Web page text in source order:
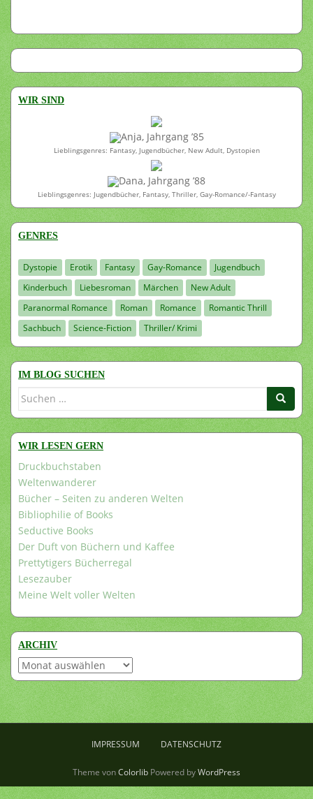
WIR SIND
Anja, Jahrgang ’85
Lieblingsgenres: Fantasy, Jugendbücher, New Adult, Dystopien
Dana, Jahrgang ’88
Lieblingsgenres: Jugendbücher, Fantasy, Thriller, Gay-Romance/-Fantasy
GENRES
Dystopie Erotik Fantasy Gay-Romance
Jugendbuch
Kinderbuch
Liebesroman Märchen
New Adult
Paranormal Romance
Roman Romance
Romantic Thrill
Sachbuch
Science-Fiction Thriller/ Krimi
IM BLOG SUCHEN
Suchen
WIR LESEN GERN
Druckbuchstaben
Weltenwanderer
Bücher – Seiten zu anderen Welten
Bibliophilie of Books
Seductive Books
Der Duft von Büchern und Kaffee
Prettytigers Bücherregal
Lesezauber
Meine Welt voller Welten
ARCHIV
Archiv
IMPRESSUM DATENSCHUTZ
Theme vonColorlib Powered byWordPress